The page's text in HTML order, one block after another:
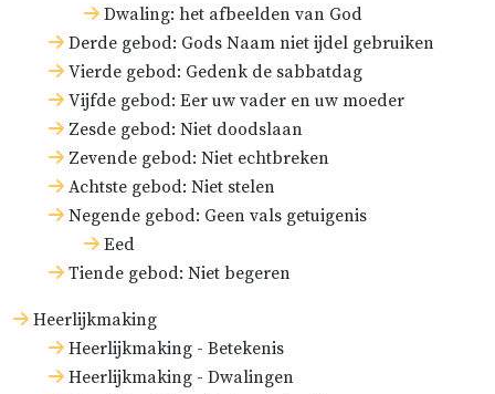
Dwaling: het afbeelden van God
Derde gebod: Gods Naam niet ijdel gebruiken
Vierde gebod: Gedenk de sabbatdag
Vijfde gebod: Eer uw vader en uw moeder
Zesde gebod: Niet doodslaan
Zevende gebod: Niet echtbreken
Achtste gebod: Niet stelen
Negende gebod: Geen vals getuigenis
Eed
Tiende gebod: Niet begeren
Heerlijkmaking
Heerlijkmaking - Betekenis
Heerlijkmaking - Dwalingen